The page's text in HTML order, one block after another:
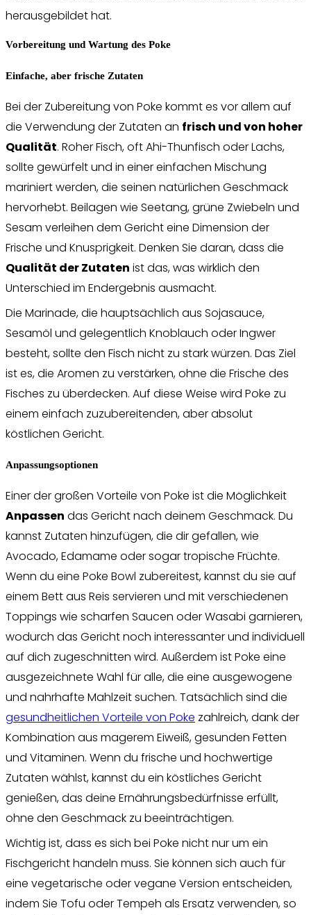
herausgebildet hat.
Vorbereitung und Wartung des Poke
Einfache, aber frische Zutaten
Bei der Zubereitung von Poke kommt es vor allem auf
die Verwendung der Zutaten an frisch und von hoher
Qualität. Roher Fisch, oft Ahi-Thunfisch oder Lachs,
sollte gewürfelt und in einer einfachen Mischung
mariniert werden, die seinen natürlichen Geschmack
hervorhebt. Beilagen wie Seetang, grüne Zwiebeln und
Sesam verleihen dem Gericht eine Dimension der
Frische und Knusprigkeit. Denken Sie daran, dass die
Qualität der Zutaten ist das, was wirklich den
Unterschied im Endergebnis ausmacht.
Die Marinade, die hauptsächlich aus Sojasauce,
Sesamöl und gelegentlich Knoblauch oder Ingwer
besteht, sollte den Fisch nicht zu stark würzen. Das Ziel
ist es, die Aromen zu verstärken, ohne die Frische des
Fisches zu überdecken. Auf diese Weise wird Poke zu
einem einfach zuzubereitenden, aber absolut
köstlichen Gericht.
Anpassungsoptionen
Einer der großen Vorteile von Poke ist die Möglichkeit
Anpassen das Gericht nach deinem Geschmack. Du
kannst Zutaten hinzufügen, die dir gefallen, wie
Avocado, Edamame oder sogar tropische Früchte.
Wenn du eine Poke Bowl zubereitest, kannst du sie auf
einem Bett aus Reis servieren und mit verschiedenen
Toppings wie scharfen Saucen oder Wasabi garnieren,
wodurch das Gericht noch interessanter und individuell
auf dich zugeschnitten wird. Außerdem ist Poke eine
ausgezeichnete Wahl für alle, die eine ausgewogene
und nahrhafte Mahlzeit suchen. Tatsächlich sind die
gesundheitlichen Vorteile von Poke zahlreich, dank der
Kombination aus magerem Eiweiß, gesunden Fetten
und Vitaminen. Wenn du frische und hochwertige
Zutaten wählst, kannst du ein köstliches Gericht
genießen, das deine Ernährungsbedürfnisse erfüllt,
ohne den Geschmack zu beeinträchtigen.
Wichtig ist, dass es sich bei Poke nicht nur um ein
Fischgericht handeln muss. Sie können sich auch für
eine vegetarische oder vegane Version entscheiden,
indem Sie Tofu oder Tempeh als Ersatz verwenden, so